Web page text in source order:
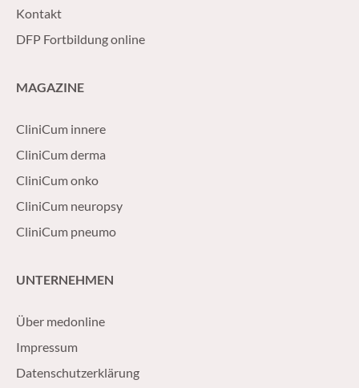
Kontakt
DFP Fortbildung online
MAGAZINE
CliniCum innere
CliniCum derma
CliniCum onko
CliniCum neuropsy
CliniCum pneumo
UNTERNEHMEN
Über medonline
Impressum
Datenschutzerklärung